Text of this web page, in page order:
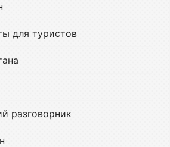
для туристов
разговорник